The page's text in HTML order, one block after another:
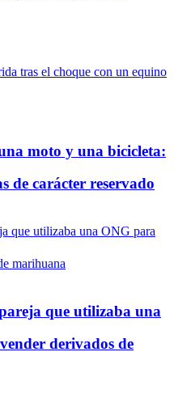
moto y una bicicleta:
de carácter reservado
que utilizaba una
derivados de